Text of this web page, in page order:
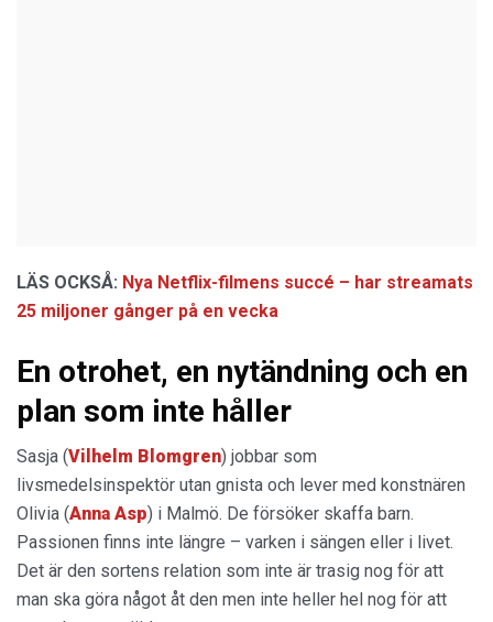
LÄS OCKSÅ: Nya Netflix-filmens succé – har streamats
25 miljoner gånger på en vecka
En otrohet, en nytändning och en
plan som inte håller
Sasja (Vilhelm Blomgren) jobbar som
livsmedelsinspektör utan gnista och lever med konstnären
Olivia (Anna Asp) i Malmö. De försöker skaffa barn.
Passionen finns inte längre – varken i sängen eller i livet.
Det är den sortens relation som inte är trasig nog för att
man ska göra något åt den men inte heller hel nog för att